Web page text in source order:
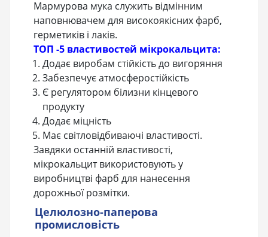
Мармурова мука служить відмінним
наповнювачем для високоякісних фарб,
герметиків і лаків.
ТОП -5 властивостей мікрокальцита:
Додає виробам стійкість до вигоряння
Забезпечує атмосферостійкість
Є регулятором білизни кінцевого
продукту
Додає міцність
Має світловідбиваючі властивості.
Завдяки останній властивості,
мікрокальцит використовують у
виробництві фарб для нанесення
дорожньої розмітки.
Целюлозно-паперова
промисловість